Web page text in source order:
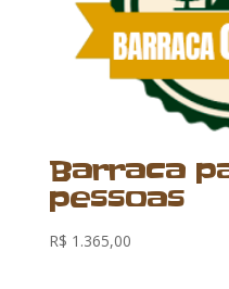
Barraca
pessoas
R$ 1.365,00